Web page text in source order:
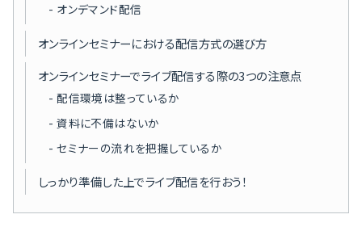
オンデマンド配信
オンラインセミナーにおける配信方式の選び方
オンラインセミナーでライブ配信する際の3つの注意点
配信環境は整っているか
資料に不備はないか
セミナーの流れを把握しているか
しっかり準備した上でライブ配信を行おう！